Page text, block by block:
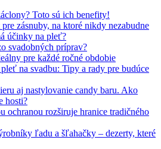
Toto sú ich benefity!
zásnuby, na ktoré nikdy nezabudne
účinky na pleť?
svadobných príprav?
pre každé ročné obdobie
na svadbu: Tipy a rady pre budúce
aj nastylovanie candy baru. Ako
hosti?
ochranou rozširuje hranice tradičného
ľadu a šľahačky – dezerty, které